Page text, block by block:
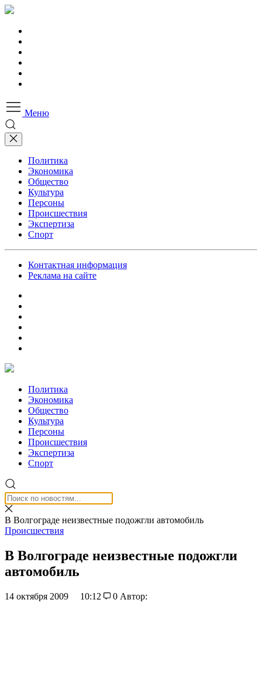
Меню
Политика
Экономика
Общество
Культура
Персоны
Происшествия
Экспертиза
Спорт
Контактная информация
Реклама на сайте
Политика
Экономика
Общество
Культура
Персоны
Происшествия
Экспертиза
Спорт
В Волгограде неизвестные подожгли автомобиль
Происшествия
В Волгограде неизвестные подожгли
автомобиль
14 октября 2009 10:12 0 Автор: